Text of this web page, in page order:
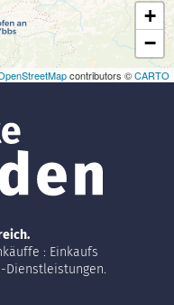
+
−
contributors ©CARTO
: Einkaufs
Dienstleistungen.